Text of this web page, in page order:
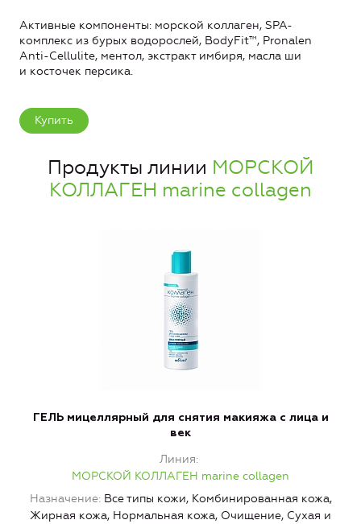
Активные компоненты: морской коллаген, SPA-
комплекс из бурых водорослей, BodyFit™, Pronalen
Anti-Cellulite, ментол, экстракт имбиря, масла ши
и косточек персика.
Купить
Продукты линии МОРСКОЙ
КОЛЛАГЕН marine collagen
ГЕЛЬ мицеллярный для снятия макияжа с лица и
век
Линия
МОРСКОЙ КОЛЛАГЕН marine collagen
Назначение Все типы кожи, Комбинированная кожа,
Жирная кожа, Нормальная кожа, Очищение, Сухая и